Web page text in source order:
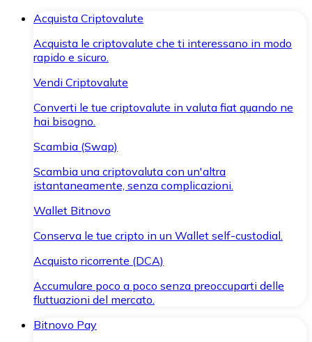
Acquista Criptovalute
Acquista le criptovalute che ti interessano in modo
rapido e sicuro.
Vendi Criptovalute
Converti le tue criptovalute in valuta fiat quando ne
hai bisogno.
Scambia (Swap)
Scambia una criptovaluta con un'altra
istantaneamente, senza complicazioni.
Wallet Bitnovo
Conserva le tue cripto in un Wallet self-custodial.
Acquisto ricorrente (DCA)
Accumulare poco a poco senza preoccuparti delle
fluttuazioni del mercato.
Bitnovo Pay